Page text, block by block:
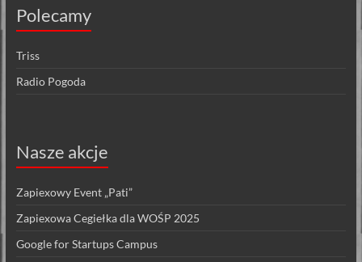
Polecamy
Triss
Radio Pogoda
Nasze akcje
Zapiexowy Event „Pati”
Zapiexowa Cegiełka dla WOŚP 2025
Google for Startups Campus